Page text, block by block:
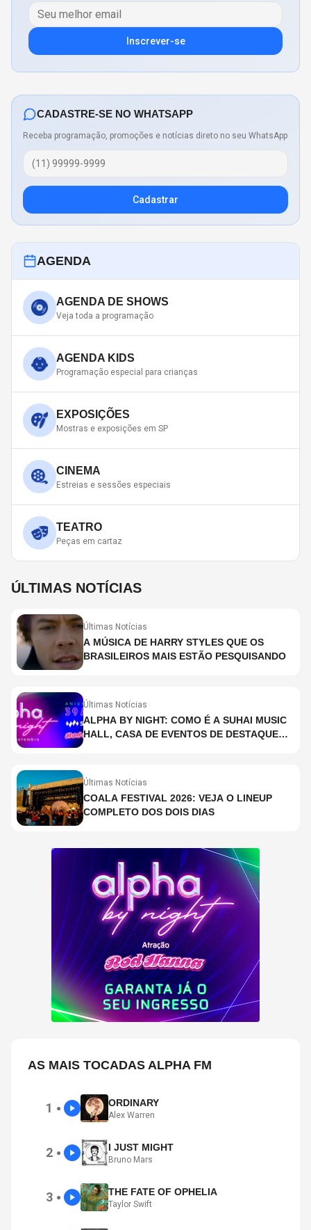
Inscrever-se
CADASTRE-SE NO WHATSAPP
Receba programação, promoções e notícias direto no seu WhatsApp
Cadastrar
AGENDA
AGENDA DE SHOWS
Veja toda a programação
AGENDA KIDS
Programação especial para crianças
EXPOSIÇÕES
Mostras e exposições em SP
CINEMA
Estreias e sessões especiais
TEATRO
Peças em cartaz
ÚLTIMAS NOTÍCIAS
Últimas Notícias
A MÚSICA DE HARRY STYLES QUE OS
BRASILEIROS MAIS ESTÃO PESQUISANDO
Últimas Notícias
ALPHA BY NIGHT: COMO É A SUHAI MUSIC
HALL, CASA DE EVENTOS DE DESTAQUE
Últimas Notícias
COALA FESTIVAL 2026: VEJA O LINEUP
COMPLETO DOS DOIS DIAS
AS MAIS TOCADAS ALPHA FM
1 ● ORDINARY
Alex Warren
2 ● I JUST MIGHT
Bruno Mars
3 ● THE FATE OF OPHELIA
Taylor Swift